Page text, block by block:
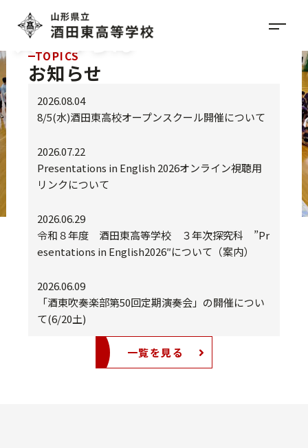
愛あり仁ある
人とならん
TOPICS
お知らせ
2026.08.04
8/5(水)酒田東高校オープンスクール開催について
2026.07.22
Presentations in English 2026オンライン視聴用
リンクについて
2026.06.29
令和８年度 酒田東高等学校 ３年次探究科 ”Pr
esentations in English2026″について（案内）
2026.06.09
「酒東吹奏楽部第50回定期演奏会」の開催につい
て(6/20土)
一覧を見る